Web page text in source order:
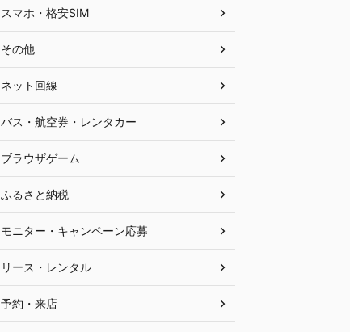
スマホ・格安SIM
その他
ネット回線
バス・航空券・レンタカー
ブラウザゲーム
ふるさと納税
モニター・キャンペーン応募
リース・レンタル
予約・来店